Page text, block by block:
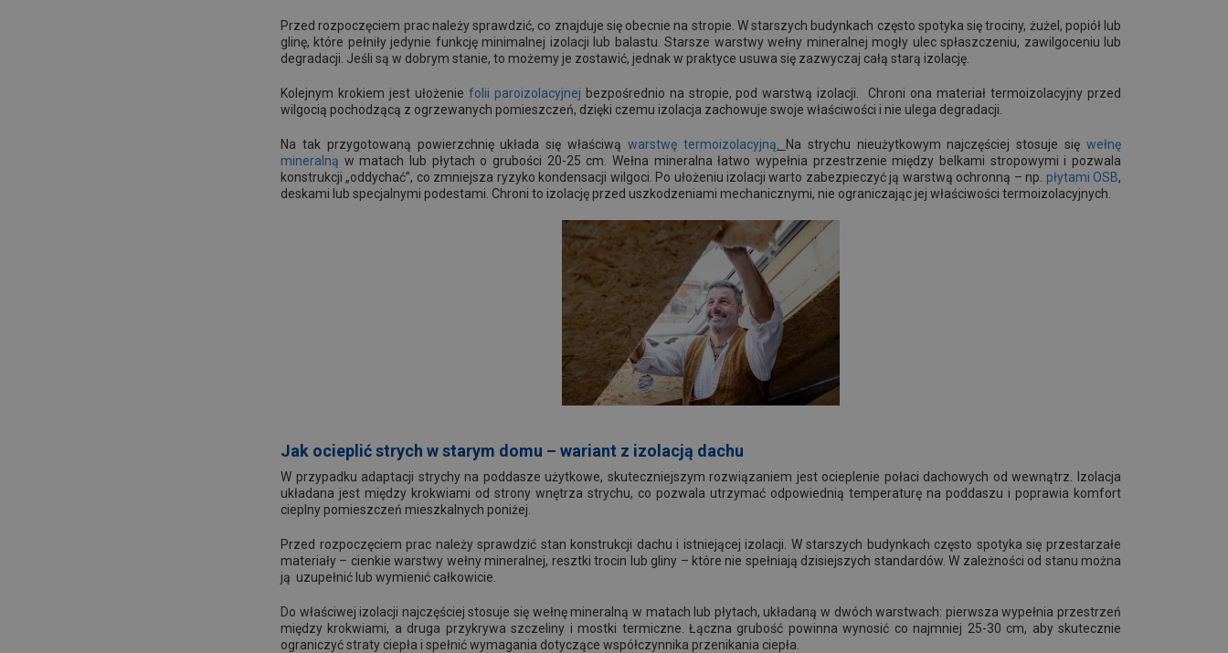
Przed rozpoczęciem prac należy sprawdzić, co znajduje się obecnie na stropie. W starszych budynkach często spotyka się trociny, żużel, popiół lub
glinę, które pełniły jedynie funkcję minimalnej izolacji lub balastu. Starsze warstwy wełny mineralnej mogły ulec spłaszczeniu, zawilgoceniu lub
degradacji. Jeśli są w dobrym stanie, to możemy je zostawić, jednak w praktyce usuwa się zazwyczaj całą starą izolację.
Kolejnym krokiem jest ułożenie folii paroizolacyjnej bezpośrednio na stropie, pod warstwą izolacji. Chroni ona materiał termoizolacyjny przed
wilgocią pochodzącą z ogrzewanych pomieszczeń, dzięki czemu izolacja zachowuje swoje właściwości i nie ulega degradacji.
Na tak przygotowaną powierzchnię układa się właściwąwarstwę termoizolacyjną. Na strychu nieużytkowym najczęściej stosuje sięwełnę
mineralną w matach lub płytach o grubości 20-25 cm. Wełna mineralna łatwo wypełnia przestrzenie między belkami stropowymi i pozwala
konstrukcji „oddychać”, co zmniejsza ryzyko kondensacji wilgoci. Po ułożeniu izolacji warto zabezpieczyć ją warstwą ochronną – np. płytami OSB,
deskami lub specjalnymi podestami. Chroni to izolację przed uszkodzeniami mechanicznymi, nie ograniczając jej właściwości termoizolacyjnych.
Jak ocieplić strych w starym domu – wariant z izolacją dachu
W przypadku adaptacji strychy na poddasze użytkowe, skuteczniejszym rozwiązaniem jest ocieplenie połaci dachowych od wewnątrz. Izolacja
układana jest między krokwiami od strony wnętrza strychu, co pozwala utrzymać odpowiednią temperaturę na poddaszu i poprawia komfort
cieplny pomieszczeń mieszkalnych poniżej.
Przed rozpoczęciem prac należy sprawdzić stan konstrukcji dachu i istniejącej izolacji. W starszych budynkach często spotyka się przestarzałe
materiały – cienkie warstwy wełny mineralnej, resztki trocin lub gliny – które nie spełniają dzisiejszych standardów. W zależności od stanu można
ją uzupełnić lub wymienić całkowicie.
Do właściwej izolacji najczęściej stosuje się wełnę mineralną w matach lub płytach, układaną w dwóch warstwach: pierwsza wypełnia przestrzeń
między krokwiami, a druga przykrywa szczeliny i mostki termiczne. Łączna grubość powinna wynosić co najmniej 25-30 cm, aby skutecznie
ograniczyć straty ciepła i spełnić wymagania dotyczące współczynnika przenikania ciepła.